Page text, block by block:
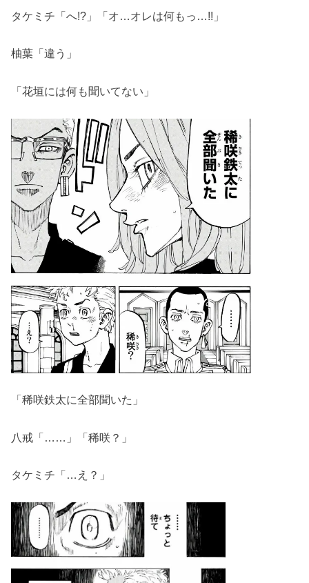
タケミチ「へ!?」「オ…オレは何もっ…!!」
柚葉「違う」
「花垣には何も聞いてない」
「稀咲鉄太に全部聞いた」
八戒「……」「稀咲？」
タケミチ「…え？」